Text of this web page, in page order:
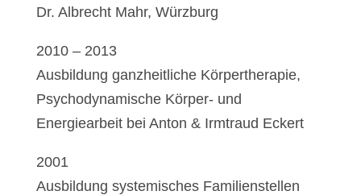
Dr. Albrecht Mahr, Würzburg
2010 – 2013
Ausbildung ganzheitliche Körpertherapie,
Psychodynamische Körper- und
Energiearbeit bei Anton & Irmtraud Eckert
2001
Ausbildung systemisches Familienstellen